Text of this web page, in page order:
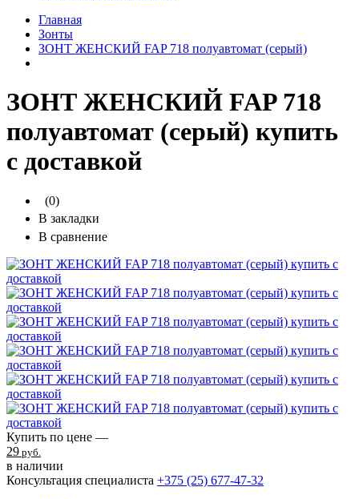
Главная
Зонты
ЗОНТ ЖЕНСКИЙ FAP 718 полуавтомат (серый)
ЗОНТ ЖЕНСКИЙ FAP 718
полуавтомат (серый) купить
с доставкой
(0)
В закладки
В сравнение
Купить по цене —
29 руб.
в наличии
Консультация специалиста +375 (25) 677-47-32